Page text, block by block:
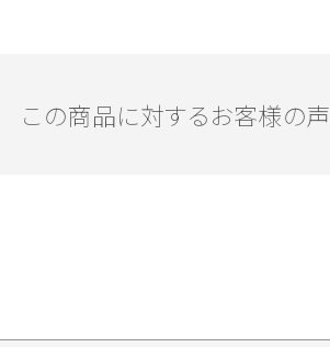
この商品に対するお客様の声